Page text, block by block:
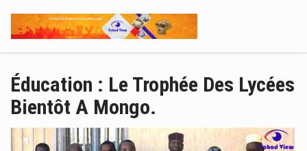
Éducation : Le Trophée Des Lycées
Bientôt A Mongo.